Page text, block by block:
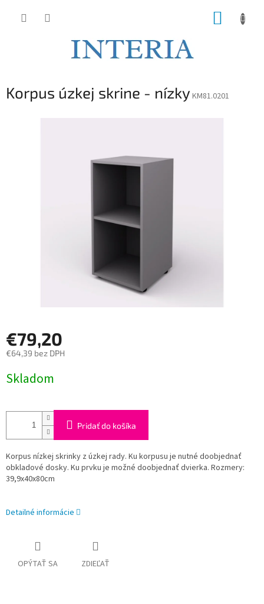
Korpus úzkej skrine - nízky KM81.0201
€79,20
€64,39 bez DPH
cena:
Skladom
Pridať do košíka
Korpus nízkej skrinky z úzkej rady. Ku korpusu je nutné doobjednať
obkladové dosky. Ku prvku je možné doobjednať dvierka. Rozmery:
39,9x40x80cm
Detailné informácie
OPÝTAŤ SA ZDIEĽAŤ